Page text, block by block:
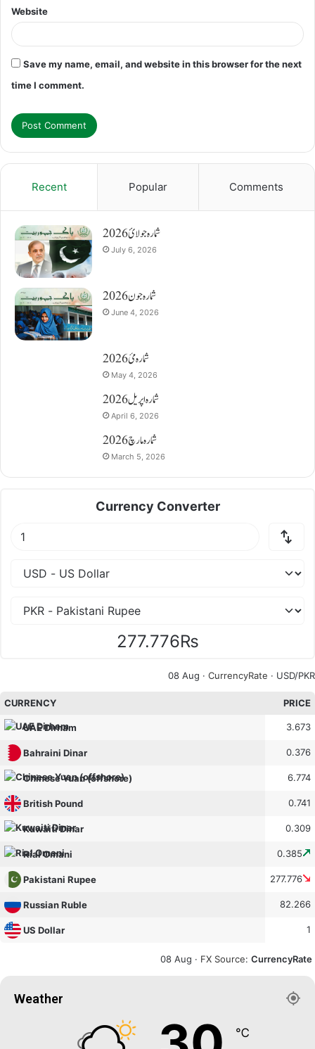
Website
Save my name, email, and website in this browser for the next
time I comment.
Recent Popular Comments
شمارہ جولائ 2026
July 6, 2026
شمارہ جون 2026
June 4, 2026
شمارہ مئ 2026
May 4, 2026
شمارہ اپریل 2026
April 6, 2026
شمارہ مارچ 2026
March 5, 2026
Currency Converter
277.776₨
08 Aug · CurrencyRate · USD/PKR
CURRENCY PRICE
UAE Dirham 3.673
Bahraini Dinar 0.376
Chinese Yuan (offshore) 6.774
British Pound 0.741
Kuwaiti Dinar 0.309
Rial Omani 0.385
Pakistani Rupee 277.776
Russian Ruble 82.266
US Dollar 1
08 Aug · FX Source: CurrencyRate
Weather
℃